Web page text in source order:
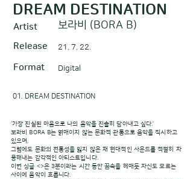
DREAM DESTINATION
Artist 보라비 (BORA B)
Release 21. 7. 22.
Format Digital
01. DREAM DESTINATION
‘가장 진실된 마음으로 나의 음악을 진솔히 담아내고 싶다.’
보라비 BORA B는 얽매이지 않는 문화적 관통으로 음악을 직시하고
있으며,
그럼에도 문화의 전통성을 잃지 않은 채 현대적인 사운드를 적절히 차
용해내는 감각적인 아티스트입니다.
이번 싱글 <>은 3분이라는 시간 동안 꿈속을 헤매듯 자신도 모르는
사이에 음악이 흐릅니다.